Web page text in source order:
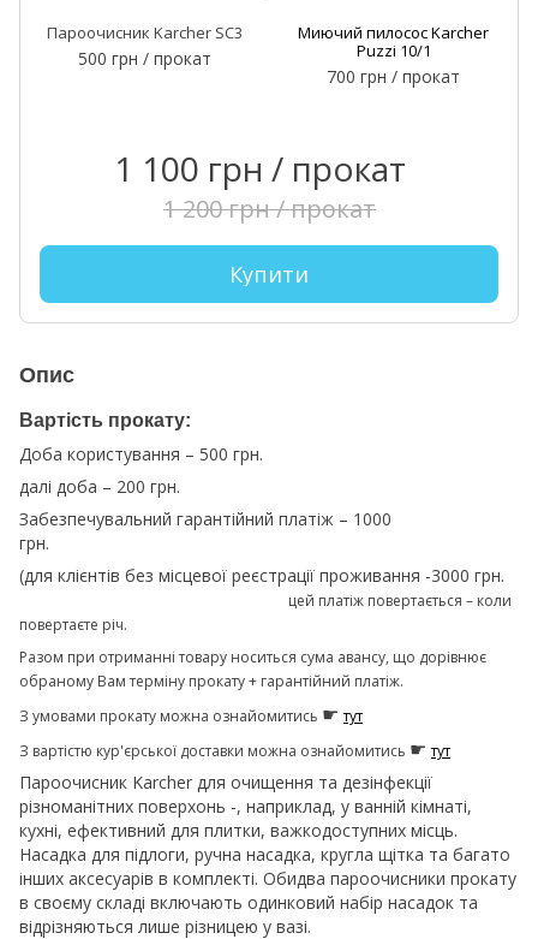
Пароочисник Karcher SC3
500 грн / прокат
Миючий пилосос Karcher
Puzzi 10/1
700 грн / прокат
1 100 грн / прокат
1 200 грн / прокат
Купити
Опис
Вартість прокату:
Доба користування – 500 грн.
далі доба – 200 грн.
Забезпечувальний гарантійний платіж – 1000
грн.
(для клієнтів без місцевої реєстрації проживання -3000 грн.
цей платіж повертається – коли
повертаєте річ.
Разом при отриманні товару носиться сума авансу, що дорівнює
обраному Вам терміну прокату + гарантійний платіж.
З умовами прокату можна ознайомитись ☛тут
З вартістю кур'єрської доставки можна ознайомитись ☛тут
Пароочисник Karcher для очищення та дезінфекції
різноманітних поверхонь -, наприклад, у ванній кімнаті,
кухні, ефективний для плитки, важкодоступних місць.
Насадка для підлоги, ручна насадка, кругла щітка та багато
інших аксесуарів в комплекті. Обидва пароочисники прокату
в своєму складі включають одинковий набір насадок та
відрізняються лише різницею у вазі.